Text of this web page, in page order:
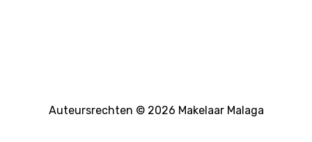
Auteursrechten © 2026 Makelaar Malaga